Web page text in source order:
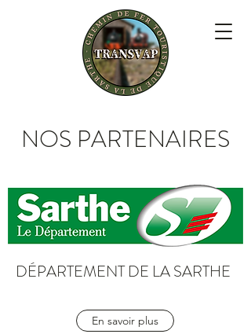
NOS PARTENAIRES
DÉPARTEMENT DE LA SARTHE
En savoir plus